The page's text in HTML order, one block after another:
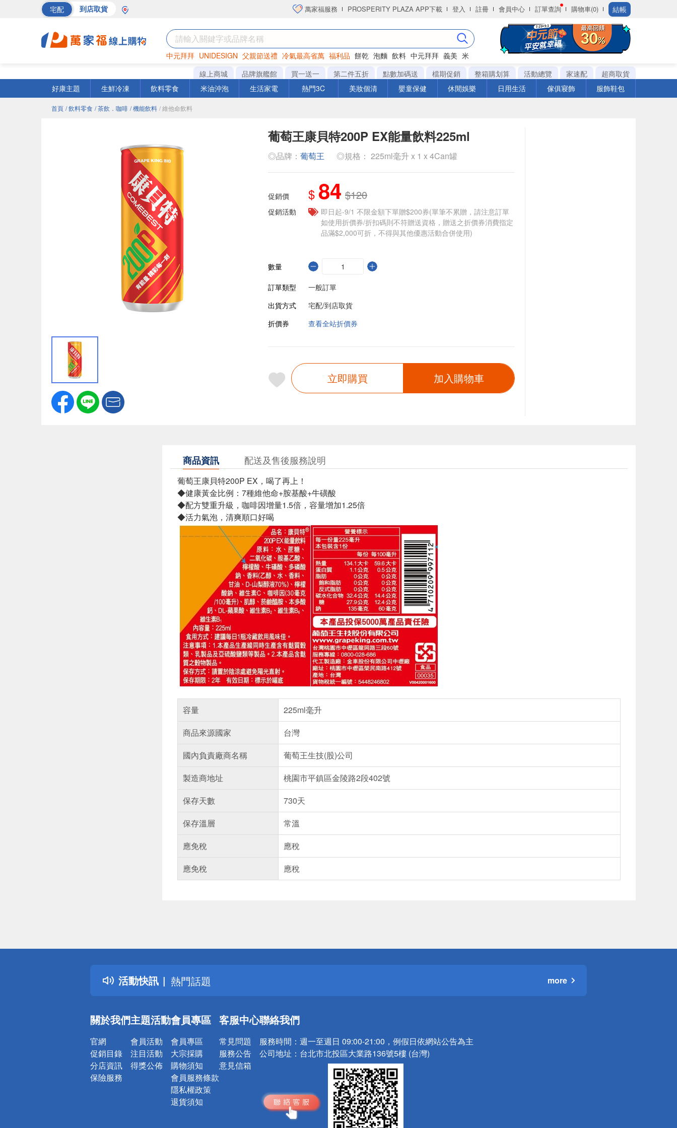
宅配 到店取貨 萬家福服務 PROSPERITY PLAZA APP下載 登入 註冊 會員中心 訂單查詢 購物車(0) 結帳
中元拜拜 UNIDESIGN 父親節送禮 冷氣最高省萬 福利品 餅乾 泡麵 飲料 中元拜拜 義美 米
罐頭 海苔 洋芋片
線上商城 品牌旗艦館 買一送一 第二件五折 點數加碼送 檔期促銷 整箱購划算 活動總覽 家速配
超商取貨
好康主題
生鮮冷凍 飲料零食 米油沖泡 生活家電 熱門3C 美妝個清 嬰童保健 休閒娛樂 日用生活 傢俱寢飾 服飾鞋包
首頁 / 飲料零食 / 茶飲．咖啡 / 機能飲料 / 維他命飲料
葡萄王康貝特200P EX能量飲料225ml
◎品牌： 葡萄王 ◎規格： 225ml毫升 x 1 x 4Can罐
促銷價 $ 84 $120
促銷活動
即日起-9/1 不限金額下單贈$200券(單筆不累贈，請注意訂單
如使用折價券/折扣碼則不符贈送資格，贈送之折價券消費指定
品滿$2,000可折，不得與其他優惠活動合併使用)
數量
訂單類型
一般訂單
出貨方式
宅配/到店取貨
折價券
查看全站折價券
立即購買 加入購物車
商品資訊 配送及售後服務說明
葡萄王康貝特200P EX，喝了再上！
◆健康黃金比例：7種維他命+胺基酸+牛磺酸
◆配方雙重升級，咖啡因增量1.5倍，容量增加1.25倍
◆活力氣泡，清爽順口好喝
容量
225ml毫升
商品來源國家
台灣
國內負責廠商名稱
葡萄王生技(股)公司
製造商地址
桃園市平鎮區金陵路2段402號
保存天數
730天
保存溫層
常溫
應免稅
應稅
應免稅
應稅
活動快訊
詐騙網頁！請小心！
得獎公告
熱門話題
銀行優惠
詐騙網頁！請小心！
more
關於我們
官網
促銷目錄
分店資訊
保險服務
主題活動
會員活動
注目活動
得獎公佈
會員專區
會員專區
大宗採購
購物須知
會員服務條款
隱私權政策
退貨須知
客服中心
常見問題
服務公告
意見信箱
聯絡我們
服務時間： 週一至週日 09:00-21:00，例假日依網站公告為主
公司地址： 台北市北投區大業路136號5樓 (台灣)